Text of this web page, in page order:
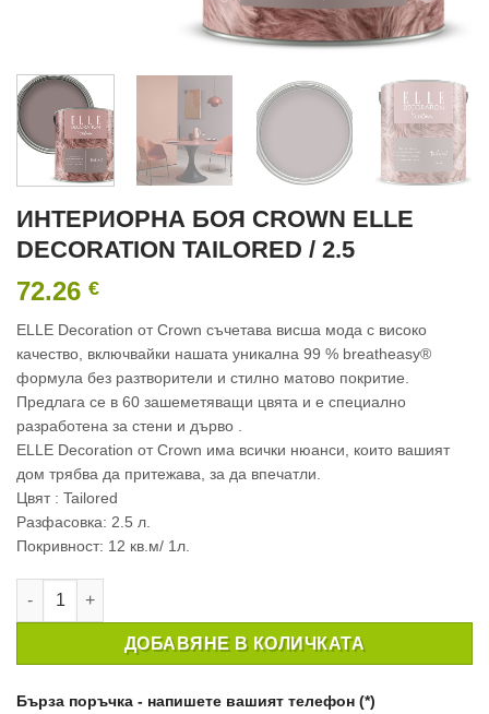
ИНТЕРИОРНА БОЯ CROWN ELLE
DECORATION TAILORED / 2.5
72.26 €
ELLE Decoration от Crown съчетава висша мода с високо
качество, включвайки нашата уникална 99 % breatheasy®
формула без разтворители и стилно матово покритие.
Предлага се в 60 зашеметяващи цвята и e специално
разработена за стени и дърво .
ELLE Decoration от Crown има всички нюанси, които вашият
дом трябва да притежава, за да впечатли.
Цвят : Tailored
Разфасовка: 2.5 л.
Покривност: 12 кв.м/ 1л.
количество за ИНТЕРИОРНА БОЯ CROWN ELLE
ДОБАВЯНЕ В КОЛИЧКАТА
Бърза поръчка - напишете вашият телефон (*)